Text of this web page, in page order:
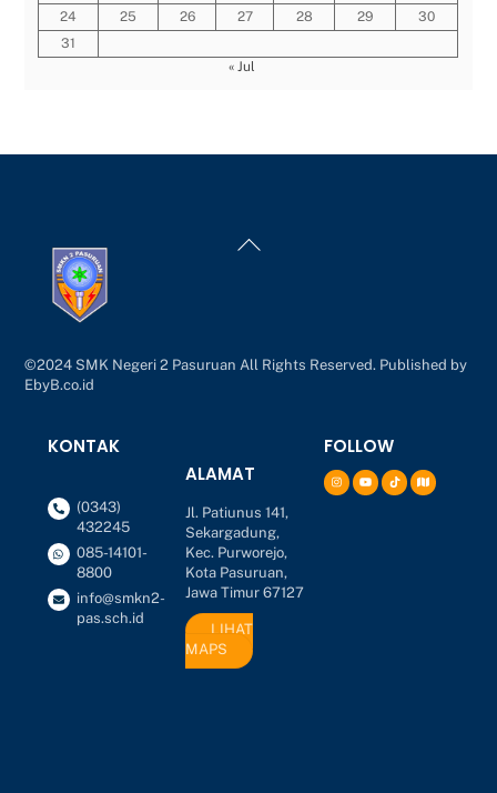
24
25 26 27 28 29
30
31
« Jul
To
©2024 SMK Negeri 2 Pasuruan All Rights Reserved. Published by
EbyB.co.id
KONTAK
(0343)
432245
085-14101-
8800
info@smkn2-
pas.sch.id
ALAMAT
Jl. Patiunus 141,
Sekargadung,
Kec. Purworejo,
Kota Pasuruan,
Jawa Timur 67127
LIHAT
MAPS
FOLLOW